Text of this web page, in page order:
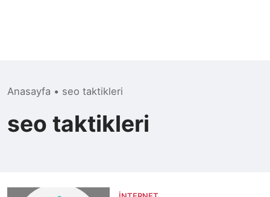
Anasayfa • seo taktikleri
seo taktikleri